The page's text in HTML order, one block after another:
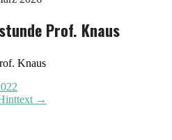
Prof. Knaus
Knaus
→